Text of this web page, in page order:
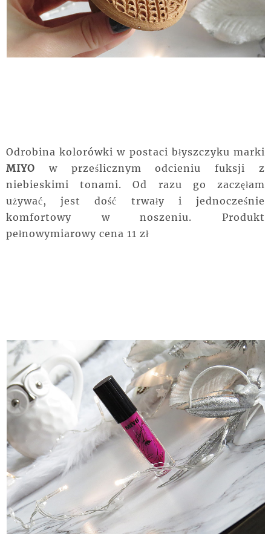
Odrobina kolorówki w postaci błyszczyku marki
MIYO w prześlicznym odcieniu fuksji z
niebieskimi tonami. Od razu go zaczęłam
używać, jest dość trwały i jednocześnie
komfortowy w noszeniu. Produkt
pełnowymiarowy cena 11 zł